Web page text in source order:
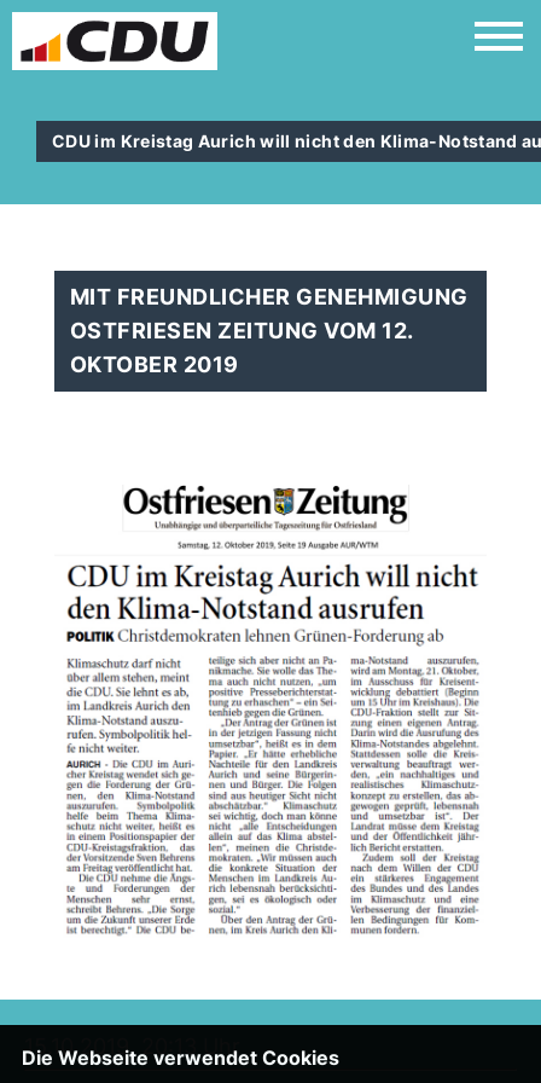
CDU im Kreistag Aurich will nicht den Klima-Notstand
MIT FREUNDLICHER GENEHMIGUNG
OSTFRIESEN ZEITUNG VOM 12.
OKTOBER 2019
15.10.2019, 20:13 Uhr
Die Webseite verwendet Cookies